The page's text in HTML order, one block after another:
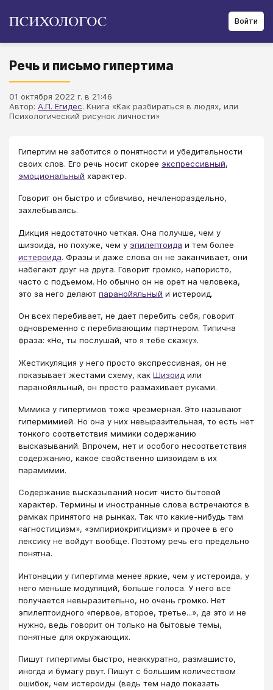
Войти
Речь и письмо гипертима
01 октября 2022 г. в 21:46
Автор: А.П. Егидес. Книга «Как разбираться в людях, или
Психологический рисунок личности»
Гипертим не заботится о понятности и убедительности
своих слов. Его речь носит скорее экспрессивный,
эмоциональный характер.
Говорит он быстро и сбивчиво, нечленораздельно,
захлебываясь.
Дикция недостаточно четкая. Она получше, чем у
шизоида, но похуже, чем у эпилептоида и тем более
истероида. Фразы и даже слова он не заканчивает, они
набегают друг на друга. Говорит громко, напористо,
часто с подъемом. Но обычно он не орет на человека,
это за него делают паранойяльный и истероид.
Он всех перебивает, не дает перебить себя, говорит
одновременно с перебивающим партнером. Типична
фраза: «Не, ты послушай, что я тебе скажу».
Жестикуляция у него просто экспрессивная, он не
показывает жестами схему, как Шизоид или
паранойяльный, он просто размахивает руками.
Мимика у гипертимов тоже чрезмерная. Это называют
гипермимией. Но она у них невыразительная, то есть нет
тонкого соответствия мимики содержанию
высказываний. Впрочем, нет и особого несоответствия
содержанию, какое свойственно шизоидам в их
парамимии.
Содержание высказываний носит чисто бытовой
характер. Термины и иностранные слова встречаются в
рамках принятого на рынках. Так что какие-нибудь там
«агностицизм», «эмпириокритицизм» и прочее в его
лексику не войдут вообще. Поэтому речь его предельно
понятна.
Интонации у гипертима менее яркие, чем у истероида, у
него меньше модуляций, больше голоса. У него все
получается невыразительно, но очень громко. Нет
эпилептоидного «первое, второе, третье...», да это и не
нужно, ведь говорит он только на бытовые темы,
понятные для окружающих.
Пишут гипертимы быстро, неаккуратно, размашисто,
иногда и бумагу рвут. Пишут с большим количеством
ошибок, чем истероиды (ведь тем надо показать